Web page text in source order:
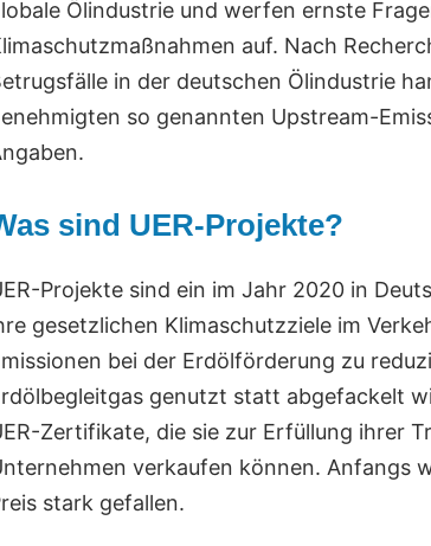
Ölindustrie und werfen ernste
auf. Nach
in der deutschen Ölindustrie
so genannten Upstream-
sind UER-Projekte?
Projekte sind ein im Jahr 2020 in
gesetzlichen Klimaschutzziele im
bei der Erdölförderung zu
genutzt statt abgefackelt
Zertifikate, die sie zur Erfüllung ihrer
verkaufen können. Anfangs
stark gefallen.